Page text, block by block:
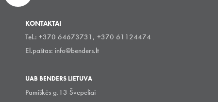
KONTAKTAI
Tel.: +370 64673731, +370 61124474
El.paštas: info@benders.lt
UAB BENDERS LIETUVA
Pamiškės g.13 Švepeliai